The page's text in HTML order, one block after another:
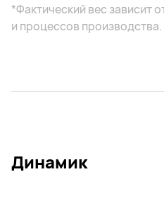
*Фактический вес зависит
и процессов производства.
Динамик